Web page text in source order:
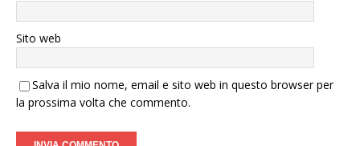
Sito web
Salva il mio nome, email e sito web in questo browser per
la prossima volta che commento.